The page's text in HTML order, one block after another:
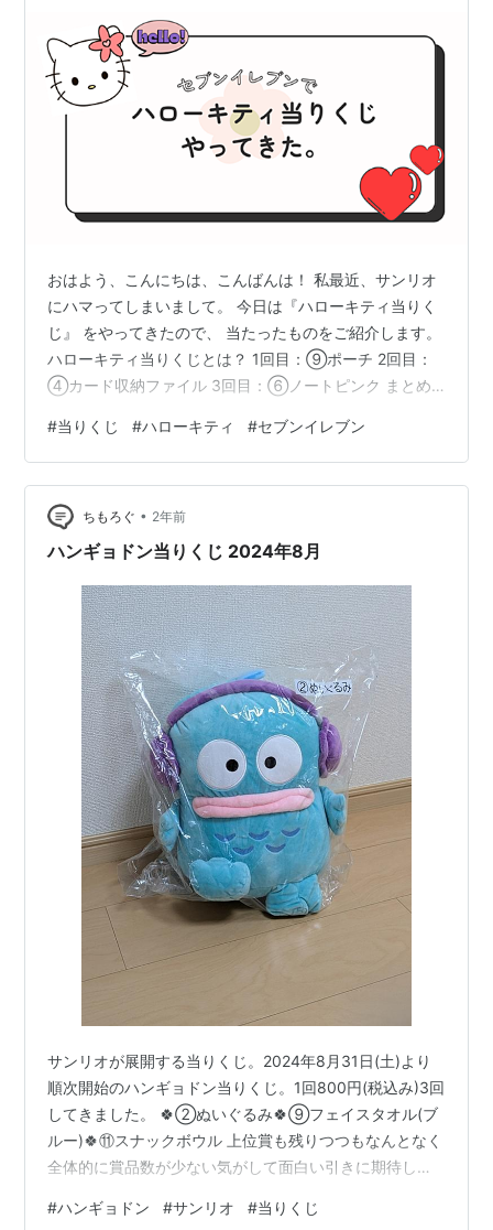
おはよう、こんにちは、こんばんは！ 私最近、サンリオ
にハマってしまいまして。 今日は『ハローキティ当りく
じ』 をやってきたので、 当たったものをご紹介します。
ハローキティ当りくじとは？ 1回目：⑨ポーチ 2回目：
④カード収納ファイル 3回目：⑥ノートピンク まとめ
売されているハローキティ当りくじ。 全国のセブンイレ
ブン、イトーヨーカドーで取り扱いされています。 1回：
880円(税込) ハローキティ当たりくじ一覧 参照：sanrio |
kt-atarikuji-20250123 キルティング素材・・・ 可愛すぎ
る。 懐かしい気持ち…
#当りくじ #ハローキティ #セブンイレブン
ちもろぐ • 2年前
ハンギョドン当りくじ 2024年8月
サンリオが展開する当りくじ。2024年8月31日(土)より
順次開始のハンギョドン当りくじ。1回800円(税込み)3回
してきました。 🍀②ぬいぐるみ🍀⑨フェイスタオル(ブ
ルー)🍀⑪スナックボウル 上位賞も残りつつもなんとなく
全体的に賞品数が少ない気がして面白い引きに期待した
ストのコントラストが無く何が書いてあるのか分から
#ハンギョドン #サンリオ #当りくじ